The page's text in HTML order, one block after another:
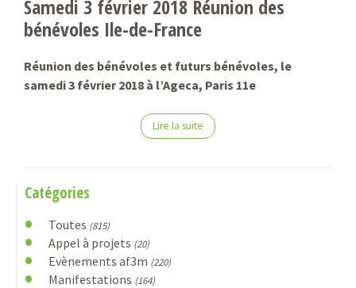
Samedi 3 février 2018 Réunion des
bénévoles Ile-de-France
Réunion des bénévoles et futurs bénévoles, le
samedi 3 février 2018 à l’Ageca, Paris 11e
Lire la suite
Catégories
Toutes (815)
Appel à projets (20)
Evènements af3m (220)
Manifestations (164)